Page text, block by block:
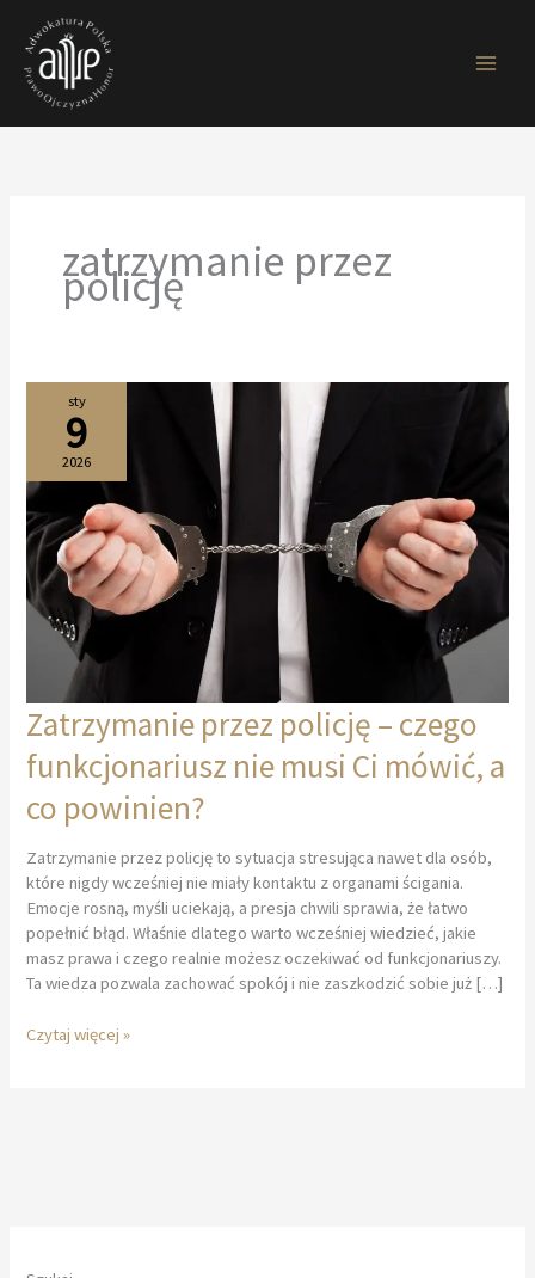
treści
zatrzymanie przez
policję
sty
9
2026
Zatrzymanie przez policję – czego
funkcjonariusz nie musi Ci mówić, a
co powinien?
Zatrzymanie przez policję to sytuacja stresująca nawet dla osób,
które nigdy wcześniej nie miały kontaktu z organami ścigania.
Emocje rosną, myśli uciekają, a presja chwili sprawia, że łatwo
popełnić błąd. Właśnie dlatego warto wcześniej wiedzieć, jakie
masz prawa i czego realnie możesz oczekiwać od funkcjonariuszy.
Ta wiedza pozwala zachować spokój i nie zaszkodzić sobie już […]
Zatrzymanie
Czytaj więcej »